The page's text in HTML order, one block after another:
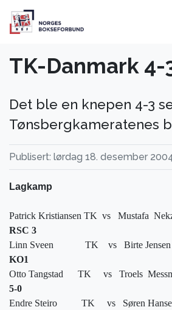
TK-Danmark 4-
Det ble en knepen 4-3
Tønsbergkameratenes
Publisert: lørdag 18. desember
Lagkamp
Patrick Kristiansen TK vs Mustafa
RSC 3
Linn Sveen
TK vs Birte Jensen
KO1
Otto Tangstad
TK vs Troels
5-0
Endre Steiro
TK vs Søren